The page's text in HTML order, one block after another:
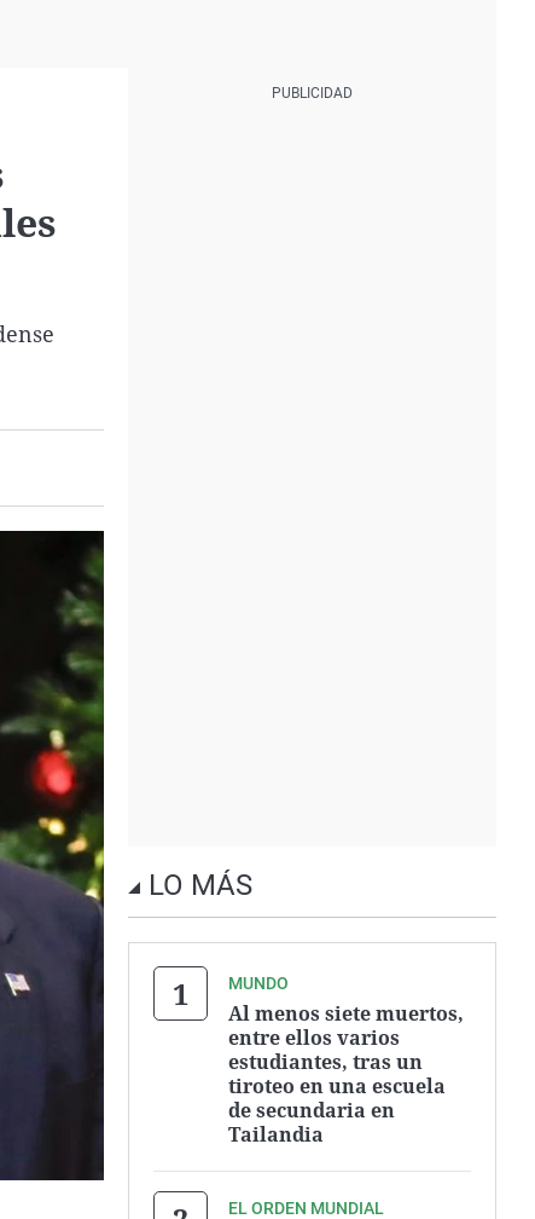
LO MÁS
MUNDO
Al menos siete muertos,
entre ellos varios
estudiantes, tras un
tiroteo en una escuela
de secundaria en
Tailandia
EL ORDEN MUNDIAL